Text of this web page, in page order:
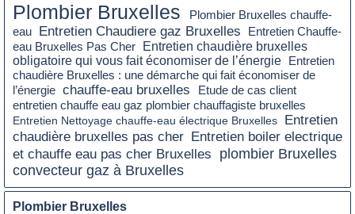
Plombier Bruxelles
Plombier Bruxelles chauffe-
eau Entretien Chaudiere gaz Bruxelles
Entretien Chauffe-
eau Bruxelles Pas Cher
Entretien chaudière bruxelles
obligatoire qui vous fait économiser de l’énergie Entretien
chaudière Bruxelles : une démarche qui fait économiser de
l’énergie chauffe-eau bruxelles
Etude de cas client
entretien chauffe eau gaz plombier chauffagiste bruxelles
Entretien Nettoyage chauffe-eau électrique Bruxelles
Entretien
chaudière bruxelles pas cher Entretien boiler electrique
et chauffe eau pas cher Bruxelles plombier Bruxelles
convecteur gaz à Bruxelles
Plombier Bruxelles